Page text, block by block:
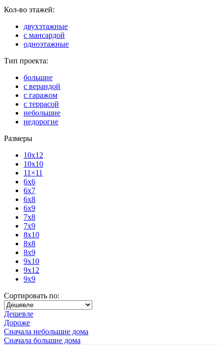
Кол-во этажей:
двухэтажные
с мансардой
одноэтажные
Тип проекта:
большие
с верандой
с гаражом
с террасой
небольшие
недорогие
Размеры
10x12
10x10
11×11
6x6
6x7
6x8
6x9
7x8
7x9
8x10
8x8
8x9
9x10
9x12
9x9
Сортировать по:
Дешевле
Дороже
Сначала небольшие дома
Сначала большие дома